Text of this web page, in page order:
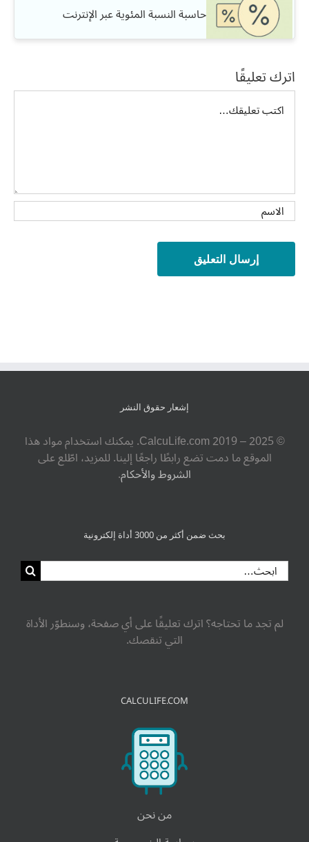
حاسبة النسبة المئوية عبر الإنترنت
اترك تعليقًا
تعليق
إشعار حقوق النشر
© ‎CalcuLife.com‎ 2019 – 2025. يمكنك استخدام مواد هذا
الموقع ما دمت تضع رابطًا راجعًا إلينا. للمزيد، اطّلع على
الشروط والأحكام.
بحث ضمن أكثر من 3000 أداة إلكترونية
لم تجد ما تحتاجه؟ اترك تعليقًا على أي صفحة، وسنطوّر الأداة
التي تنقصك.
CALCULIFE.COM
من نحن